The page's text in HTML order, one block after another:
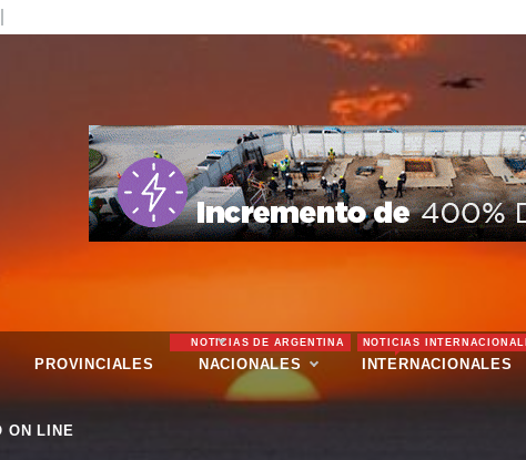
PROVINCIALES NACIONALES
NOTICIAS DE ARGENTINA
INTERNACIONALES
NOTICIAS
ON LINE